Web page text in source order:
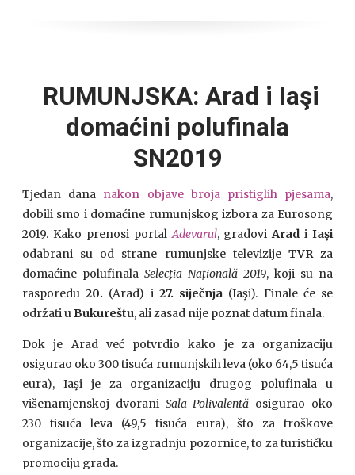
RUMUNJSKA: Arad i Iaşi
domaćini polufinala
SN2019
Tjedan dana nakon objave broja pristiglih pjesama,
dobili smo i domaćine rumunjskog izbora za Eurosong
2019. Kako prenosi portalAdevarul, gradoviAradi Iaşi
odabrani su od strane rumunjske televizije TVRza
domaćine polufinala Selecţia Naţională 2019, koji su na
rasporedu20. (Arad) i 27. siječnja (Iaşi). Finale će se
održati uBukureštu, ali zasad nije poznat datum finala.
Dok je Arad već potvrdio kako je za organizaciju
osigurao oko 300 tisuća rumunjskih leva (oko 64,5 tisuća
eura), Iaşi je za organizaciju drugog polufinala u
višenamjenskoj dvorani Sala Polivalentă osigurao oko
230 tisuća leva (49,5 tisuća eura), što za troškove
organizacije, što za izgradnju pozornice, to za turističku
promociju grada.